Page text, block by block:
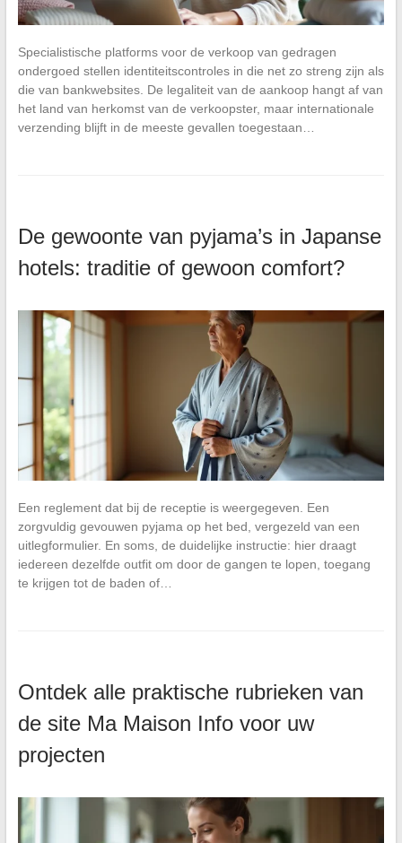
Specialistische platforms voor de verkoop van gedragen
ondergoed stellen identiteitscontroles in die net zo streng zijn als
die van bankwebsites. De legaliteit van de aankoop hangt af van
het land van herkomst van de verkoopster, maar internationale
verzending blijft in de meeste gevallen toegestaan…
De gewoonte van pyjama’s in Japanse
hotels: traditie of gewoon comfort?
Een reglement dat bij de receptie is weergegeven. Een
zorgvuldig gevouwen pyjama op het bed, vergezeld van een
uitlegformulier. En soms, de duidelijke instructie: hier draagt
iedereen dezelfde outfit om door de gangen te lopen, toegang
te krijgen tot de baden of…
Ontdek alle praktische rubrieken van
de site Ma Maison Info voor uw
projecten